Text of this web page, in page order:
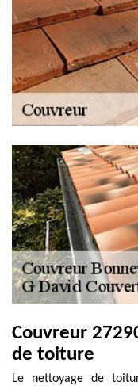
Couvreur
de toiture
Le nettoyage de